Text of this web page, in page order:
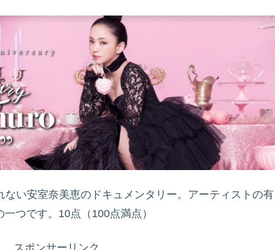
い安室奈美恵のドキュメンタリー。アーティストの有
つです。10点（100点満点）